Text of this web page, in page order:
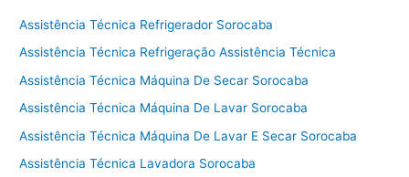
n
c
a
t
n
Assistência Técnica Refrigerador Sorocaba
Assistência Técnica Refrigeração Assistência Técnica
Assistência Técnica Máquina De Secar Sorocaba
Assistência Técnica Máquina De Lavar Sorocaba
Assistência Técnica Máquina De Lavar E Secar Sorocaba
Assistência Técnica Lavadora Sorocaba